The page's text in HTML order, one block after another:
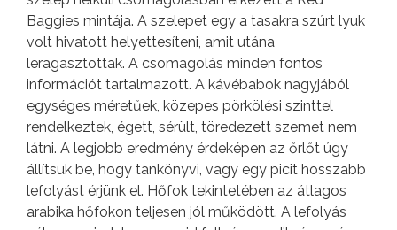
Baggies mintája. A szelepet egy a tasakra szúrt lyuk
volt hivatott helyettesíteni, amit utána
leragasztottak. A csomagolás minden fontos
információt tartalmazott. A kávébabok nagyjából
egységes méretűek, közepes pörkölési szinttel
rendelkeztek, égett, sérült, töredezett szemet nem
látni. A legjobb eredmény érdeképen az őrlőt úgy
állítsuk be, hogy tankönyvi, vagy egy picit hosszabb
lefolyást érjünk el. Hőfok tekintetében az átlagos
arabika hőfokon teljesen jól működött. A lefolyás